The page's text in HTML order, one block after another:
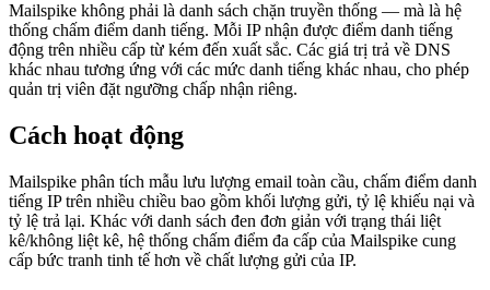
Mailspike không phải là danh sách chặn truyền thống — mà là hệ
thống chấm điểm danh tiếng. Mỗi IP nhận được điểm danh tiếng
động trên nhiều cấp từ kém đến xuất sắc. Các giá trị trả về DNS
khác nhau tương ứng với các mức danh tiếng khác nhau, cho phép
quản trị viên đặt ngưỡng chấp nhận riêng.
Cách hoạt động
Mailspike phân tích mẫu lưu lượng email toàn cầu, chấm điểm danh
tiếng IP trên nhiều chiều bao gồm khối lượng gửi, tỷ lệ khiếu nại và
tỷ lệ trả lại. Khác với danh sách đen đơn giản với trạng thái liệt
kê/không liệt kê, hệ thống chấm điểm đa cấp của Mailspike cung
cấp bức tranh tinh tế hơn về chất lượng gửi của IP.